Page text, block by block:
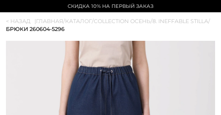
СКИДКА 10% НА ПЕРВЫЙ ЗАКАЗ
< НАЗАД |ГЛАВНАЯ/КАТАЛОГ/COLLECTION ОСЕНЬ/8. INEFFABLE STILLA/
БРЮКИ 260604-5296